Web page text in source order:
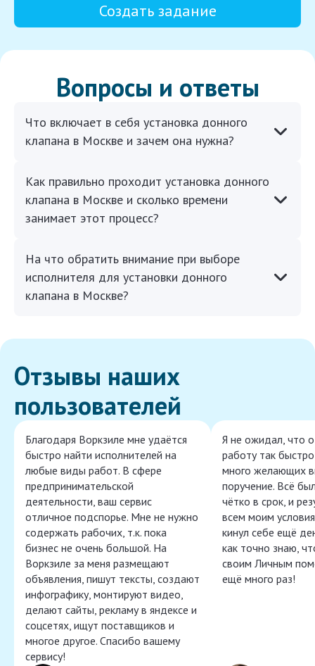
Создать задание
Вопросы и ответы
Что включает в себя установка донного
клапана в Москве и зачем она нужна?
Как правильно проходит установка донного
клапана в Москве и сколько времени
занимает этот процесс?
На что обратить внимание при выборе
исполнителя для установки донного
клапана в Москве?
Отзывы наших
пользователей
Благодаря Воркзиле мне удаётся
быстро найти исполнителей на
любые виды работ. В сфере
предпринимательской
деятельности, ваш сервис
отличное подспорье. Мне не нужно
содержать рабочих, т.к. пока
бизнес не очень большой. На
Воркзиле за меня размещают
объявления, пишут тексты, создают
инфографику, монтируют видео,
делают сайты, рекламу в яндексе и
соцсетях, ищут поставщиков и
многое другое. Спасибо вашему
сервису!
Я не ожидал, что
работу так
много желающих
поручение. Всё
чётко в срок, и
всем моим
кинул себе ещё
как точно знаю,
своим Личным
ещё много раз!